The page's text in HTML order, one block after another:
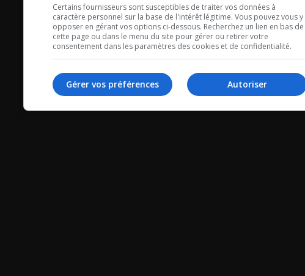
Certains fournisseurs sont susceptibles de traiter vos données à
caractère personnel sur la base de l'intérêt légitime. Vous pouvez vous y
opposer en gérant vos options ci-dessous. Recherchez un lien en bas de
cette page ou dans le menu du site pour gérer ou retirer votre
consentement dans les paramètres des cookies et de confidentialité.
Autoriser
Gérer vos préférences